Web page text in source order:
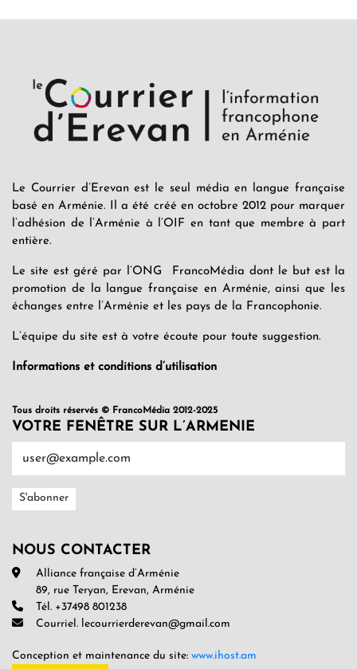
Le Courrier d’Erevan est le seul média en langue française
basé en Arménie. Il a été créé en octobre 2012 pour marquer
l’adhésion de l’Arménie à l’OIF en tant que membre à part
entière.
Le site est géré par l’ONG FrancoMédia dont le but est la
promotion de la langue française en Arménie, ainsi que les
échanges entre l’Arménie et les pays de la Francophonie.
L’équipe du site est à votre écoute pour toute suggestion.
Informations et conditions d’utilisation
Tous droits réservés © FrancoMédia 2012-2025
VOTRE FENÊTRE SUR L’ARMENIE
NOUS CONTACTER
Alliance française d’Arménie
89, rue Teryan, Erevan, Arménie
Tél. +37498 801238
Courriel. lecourrierderevan@gmail.com
Conception et maintenance du site: www.ihost.am